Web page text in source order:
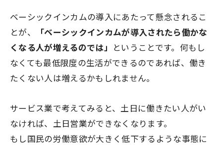
ベーシックインカムの導入にあたって懸念されるこ
とが、
「ベーシックインカムが導入されたら働かな
くなる人が増えるのでは」 ということです。何もし
なくても最低限度の生活ができるのであれば、働き
たくない人は増えるかもしれません。
サービス業で考えてみると、土日に働きたい人がい
なければ、土日営業ができなくなります。
もし国民の労働意欲が大きく低下するような事態に